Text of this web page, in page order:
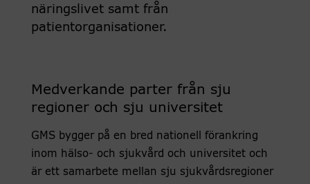
näringslivet samt från
patientorganisationer.
Medverkande parter från sju
regioner och sju universitet
GMS bygger på en bred nationell förankring
inom hälso- och sjukvård och universitet och
är ett samarbete mellan sju sjukvårdsregioner